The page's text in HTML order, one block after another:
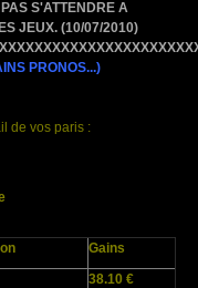
S'ATTENDRE A
JEUX. (10/07/2010)
PRONOS...)
de vos paris :
Gains
38.10 €